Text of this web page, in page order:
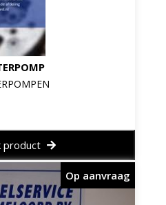
product
Op aanvraag